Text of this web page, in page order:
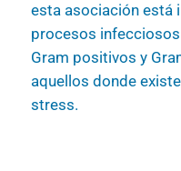
esta asociación está
procesos
Gram positivos y
aquellos donde
stress.